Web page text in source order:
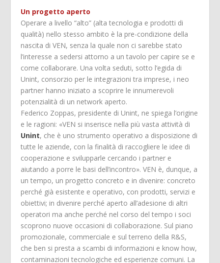
Un progetto aperto
Operare a livello “alto” (alta tecnologia e prodotti di
qualità) nello stesso ambito è la pre-condizione della
nascita di VEN, senza la quale non ci sarebbe stato
l’interesse a sedersi attorno a un tavolo per capire se e
come collaborare. Una volta seduti, sotto l’egida di
Unint, consorzio per le integrazioni tra imprese, i neo
partner hanno iniziato a scoprire le innumerevoli
potenzialità di un network aperto.
Federico Zoppas, presidente di Unint, ne spiega l’origine
e le ragioni: «VEN si inserisce nella più vasta attività di
Unint, che è uno strumento operativo a disposizione di
tutte le aziende, con la finalità di raccogliere le idee di
cooperazione e svilupparle cercando i partner e
aiutando a porre le basi dell’incontro». VEN è, dunque, a
un tempo, un progetto concreto e in divenire: concreto
perché già esistente e operativo, con prodotti, servizi e
obiettivi; in divenire perché aperto all’adesione di altri
operatori ma anche perché nel corso del tempo i soci
scoprono nuove occasioni di collaborazione. Sul piano
promozionale, commerciale e sul terreno della R&S,
che ben si presta a scambi di informazioni e know how,
contaminazioni tecnologiche ed esperienze comuni. La